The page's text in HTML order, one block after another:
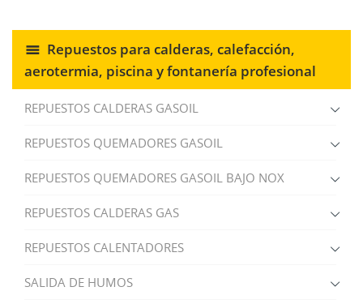
Repuestos para calderas, calefacción,
aerotermia, piscina y fontanería profesional
REPUESTOS CALDERAS GASOIL
REPUESTOS QUEMADORES GASOIL
REPUESTOS QUEMADORES GASOIL BAJO NOX
REPUESTOS CALDERAS GAS
REPUESTOS CALENTADORES
SALIDA DE HUMOS